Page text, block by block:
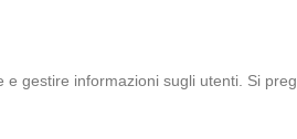
gestire informazioni sugli utenti. Si